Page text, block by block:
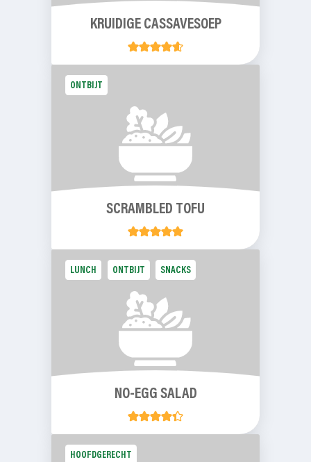
KRUIDIGE CASSAVESOEP
ONTBIJT
SCRAMBLED TOFU
LUNCH ONTBIJT SNACKS
NO-EGG SALAD
HOOFDGERECHT